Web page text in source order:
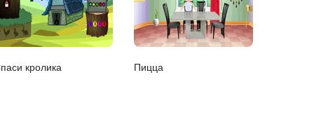
кролика Пицца